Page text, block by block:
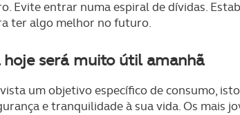
Evite entrar numa espiral de dívidas.
ter algo melhor no futuro.
será muito útil amanhã
um objetivo específico de consumo,
e tranquilidade à sua vida. Os mais